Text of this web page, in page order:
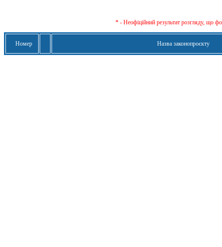
* - Неофіційний результат розгляду, що
Номер Назва законопроєкту